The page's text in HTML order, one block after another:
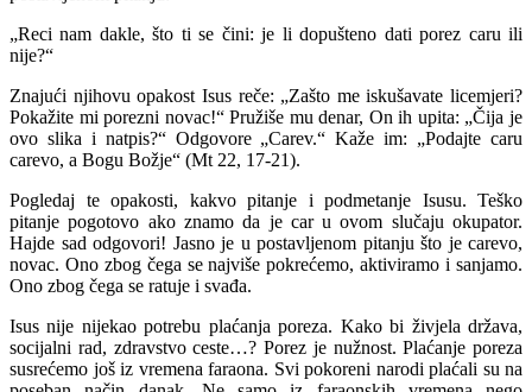
„Reci nam dakle, što ti se čini: je li dopušteno dati porez caru ili
nije?“
Znajući njihovu opakost Isus reče: „Zašto me iskušavate licemjeri?
Pokažite mi porezni novac!“ Pružiše mu denar, On ih upita: „Čija je
ovo slika i natpis?“ Odgovore „Carev.“ Kaže im: „Podajte caru
carevo, a Bogu Božje“ (Mt 22, 17-21).
Pogledaj te opakosti, kakvo pitanje i podmetanje Isusu. Teško
pitanje pogotovo ako znamo da je car u ovom slučaju okupator.
Hajde sad odgovori! Jasno je u postavljenom pitanju što je carevo,
novac. Ono zbog čega se najviše pokrećemo, aktiviramo i sanjamo.
Ono zbog čega se ratuje i svađa.
Isus nije nijekao potrebu plaćanja poreza. Kako bi živjela država,
socijalni rad, zdravstvo ceste…? Porez je nužnost. Plaćanje poreza
susrećemo još iz vremena faraona. Svi pokoreni narodi plaćali su na